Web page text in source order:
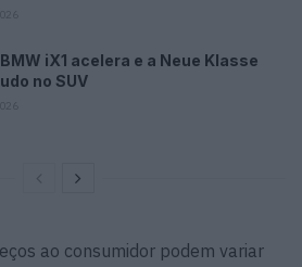
iX1 acelera e a Neue Klasse
no SUV
ao consumidor podem variar